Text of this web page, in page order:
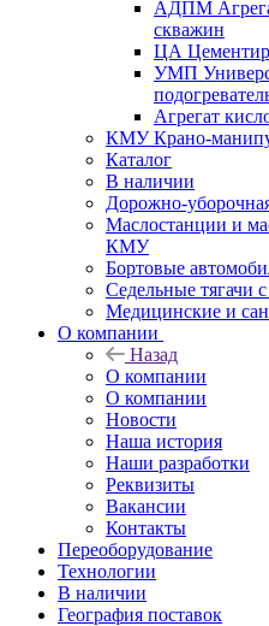
АДПМ
скважин
ЦА
УМП
Агрегат
КМУ Крано-
Каталог
В наличии
Дорожно-
Маслостанции и
КМУ
Бортовые
Седельные тягачи
Медицинские и
О компании
Назад
О компании
О компании
Новости
Наша история
Наши разработки
Реквизиты
Вакансии
Контакты
Переоборудование
Технологии
В наличии
География поставок